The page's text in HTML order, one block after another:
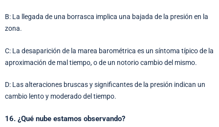
B: La llegada de una borrasca implica una bajada de la presión en la
zona.
C: La desaparición de la marea barométrica es un síntoma típico de la
aproximación de mal tiempo, o de un notorio cambio del mismo.
D: Las alteraciones bruscas y significantes de la presión indican un
cambio lento y moderado del tiempo.
16. ¿Qué nube estamos observando?